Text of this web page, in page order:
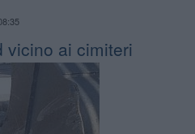
vicino ai cimiteri